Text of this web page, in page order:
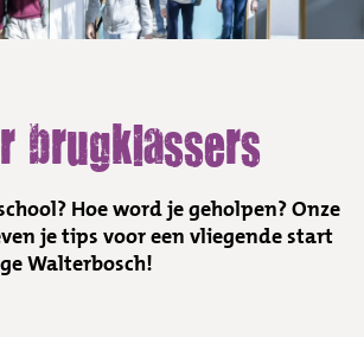
brugklassers
Hoe word je geholpen? Onze
je tips voor een vliegende start
Walterbosch!